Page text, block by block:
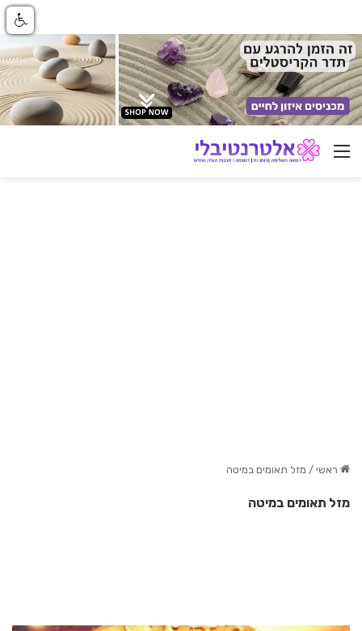
ניווט באתר
ראשי / מזל תאומים במיטה
מזל תאומים במיטה